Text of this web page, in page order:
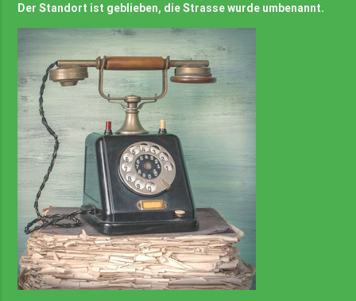
Der Standort ist geblieben, die Strasse wurde umbenannt.